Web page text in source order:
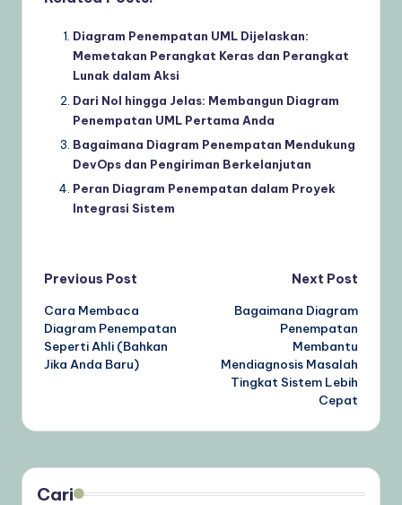
Diagram Penempatan UML Dijelaskan:
Memetakan Perangkat Keras dan Perangkat
Lunak dalam Aksi
Dari Nol hingga Jelas: Membangun Diagram
Penempatan UML Pertama Anda
Bagaimana Diagram Penempatan Mendukung
DevOps dan Pengiriman Berkelanjutan
Peran Diagram Penempatan dalam Proyek
Integrasi Sistem
Post
navigation
Previous Post
Cara Membaca
Diagram Penempatan
Seperti Ahli (Bahkan
Jika Anda Baru)
Next Post
Bagaimana Diagram
Penempatan
Membantu
Mendiagnosis Masalah
Tingkat Sistem Lebih
Cepat
Cari